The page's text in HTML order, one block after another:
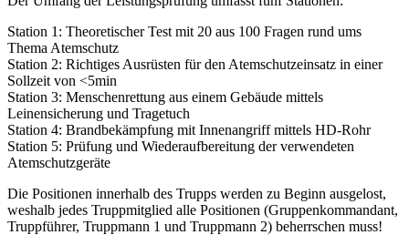
Station 1: Theoretischer Test mit 20 aus 100 Fragen rund ums
Thema Atemschutz
Station 2: Richtiges Ausrüsten für den Atemschutzeinsatz in einer
Sollzeit von <5min
Station 3: Menschenrettung aus einem Gebäude mittels
Leinensicherung und Tragetuch
Station 4: Brandbekämpfung mit Innenangriff mittels HD-Rohr
Station 5: Prüfung und Wiederaufbereitung der verwendeten
Atemschutzgeräte
Die Positionen innerhalb des Trupps werden zu Beginn ausgelost,
weshalb jedes Truppmitglied alle Positionen (Gruppenkommandant,
Truppführer, Truppmann 1 und Truppmann 2) beherrschen muss!